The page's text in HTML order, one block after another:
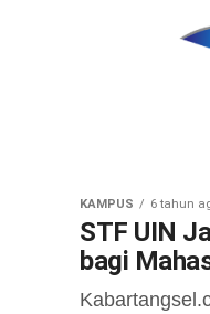
Beasiswa
KAMPUS 6 tahun
STF UIN
bagi